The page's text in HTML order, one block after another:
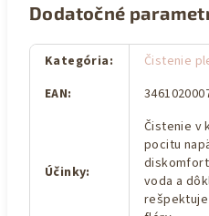
Dodatočné
Kategória:
Čistenie
EAN:
Účinky:
Čistenie v
pocitu
voda a